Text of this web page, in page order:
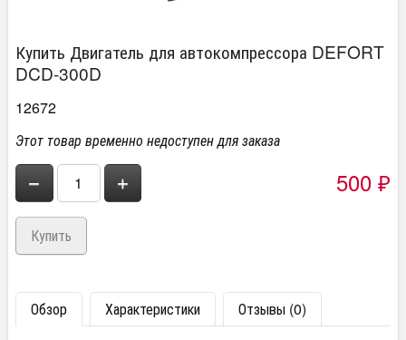
Купить Двигатель для автокомпрессора DEFORT
DCD-300D
12672
Этот товар временно недоступен для заказа
− + 500 ₽
Обзор Характеристики Отзывы (0)